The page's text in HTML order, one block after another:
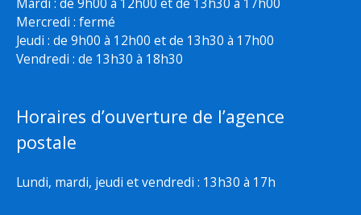
Mercredi : fermé
Jeudi : de 9h00 à 12h00 et de 13h30 à 17h00
Vendredi : de 13h30 à 18h30
Horaires d’ouverture de l’agence
postale
Lundi, mardi, jeudi et vendredi : 13h30 à 17h